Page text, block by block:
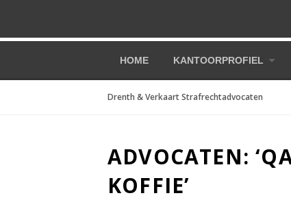
HOME KANTOORPROFIEL
Drenth & Verkaart Strafrechtadvocaten
ADVOCATEN:
KOFFIE’